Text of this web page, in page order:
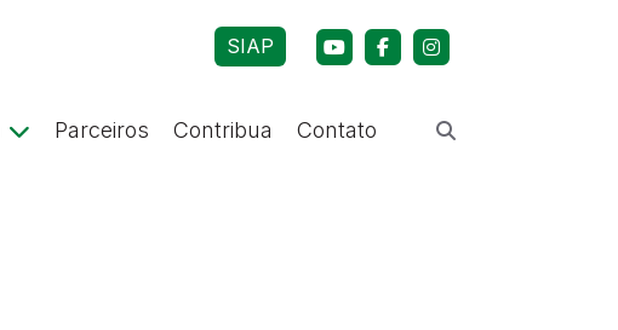
SIAP
Parceiros Contribua Contato